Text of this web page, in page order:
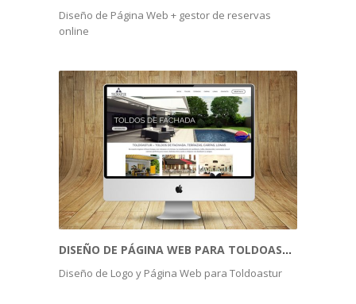
Diseño de Página Web + gestor de reservas
online
DISEÑO DE PÁGINA WEB PARA TOLDOASTUR
Diseño de Logo y Página Web para Toldoastur